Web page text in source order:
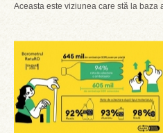
Aceasta este viziunea care stă la